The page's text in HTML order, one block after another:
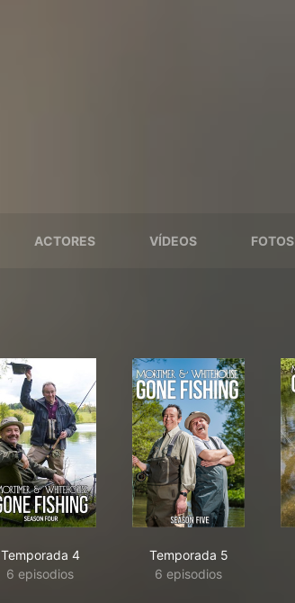
ACTORES VÍDEOS FOTOS
Temporada 4
6 episodios
Temporada 5
6 episodios